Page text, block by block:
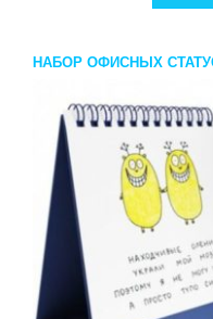
НАБОР ОФИСНЫХ